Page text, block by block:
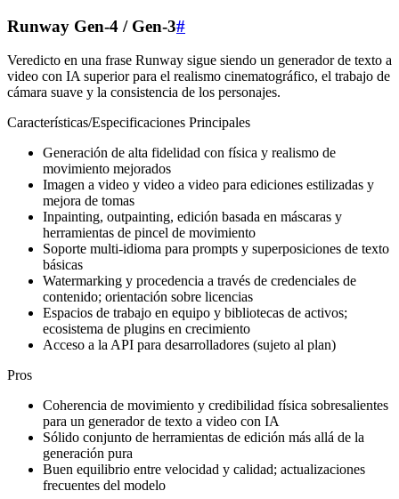
Runway Gen‑4 / Gen‑3#
Veredicto en una frase Runway sigue siendo un generador de texto a
video con IA superior para el realismo cinematográfico, el trabajo de
cámara suave y la consistencia de los personajes.
Características/Especificaciones Principales
Generación de alta fidelidad con física y realismo de
movimiento mejorados
Imagen a video y video a video para ediciones estilizadas y
mejora de tomas
Inpainting, outpainting, edición basada en máscaras y
herramientas de pincel de movimiento
Soporte multi‑idioma para prompts y superposiciones de texto
básicas
Watermarking y procedencia a través de credenciales de
contenido; orientación sobre licencias
Espacios de trabajo en equipo y bibliotecas de activos;
ecosistema de plugins en crecimiento
Acceso a la API para desarrolladores (sujeto al plan)
Pros
Coherencia de movimiento y credibilidad física sobresalientes
para un generador de texto a video con IA
Sólido conjunto de herramientas de edición más allá de la
generación pura
Buen equilibrio entre velocidad y calidad; actualizaciones
frecuentes del modelo